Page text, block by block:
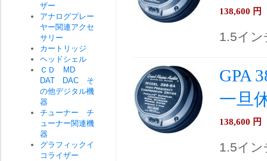
138,600 円
1.5イ
GPA
一旦
138,600 円
1.5イ
ザー
アナログプレー
ヤー関連アクセ
サリー
カートリッジ
ヘッドシェル
ＣＤ MD
DAT DAC そ
の他デジタル機
器
チューナー チ
ューナー関連機
器
グラフィックイ
コライザー